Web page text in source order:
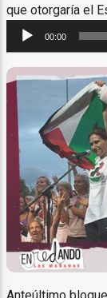
que otorgaría el
Reproductor
audio
00:00
La